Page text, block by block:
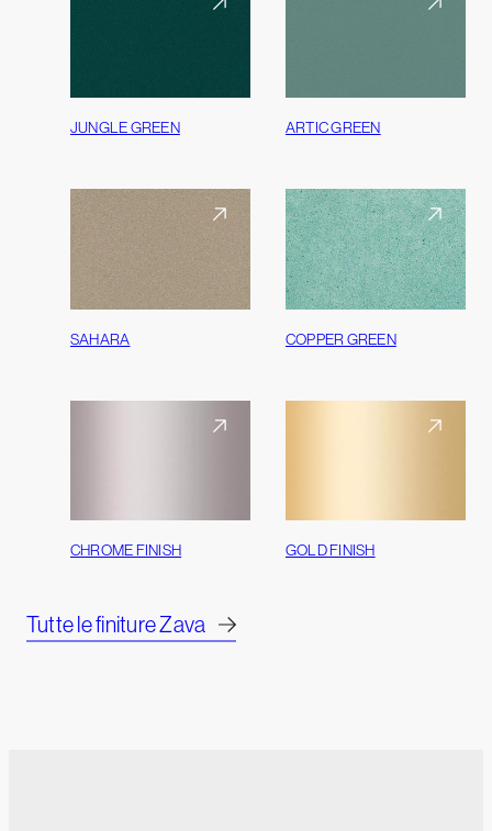
JUNGLE GREEN ARTIC GREEN
SAHARA COPPER GREEN
CHROME FINISH GOLD FINISH
Tutte le finiture Zava